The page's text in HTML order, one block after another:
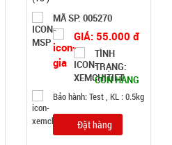
hàng
Móc khóa
tình nhân
MÃ SP: 005270
GIÁ: 55.000 đ
TÌNH
TRẠNG:
CÒN HÀNG
Bảo hành: Test , KL : 0.5kg
Đặt hàng